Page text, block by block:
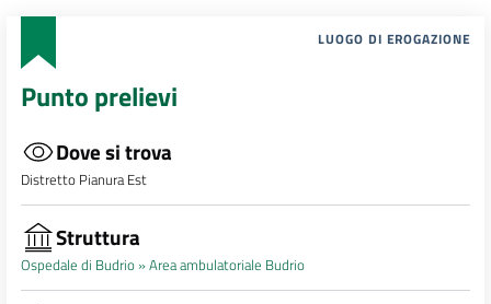
LUOGO DI EROGAZIONE
Punto prelievi
Dove si trova
Distretto Pianura Est
Struttura
Ospedale di Budrio »Area ambulatoriale Budrio